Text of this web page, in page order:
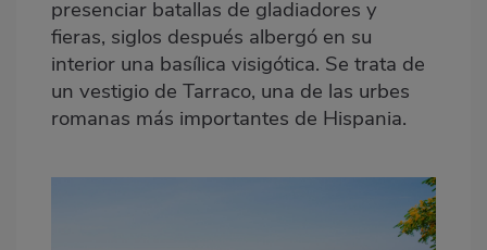
presenciar batallas de gladiadores y
fieras, siglos después albergó en su
interior una basílica visigótica. Se trata de
un vestigio de Tarraco, una de las urbes
romanas más importantes de Hispania.